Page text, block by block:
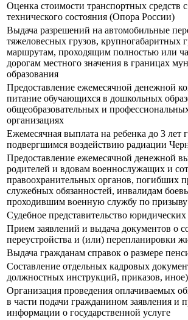
Оценка стоимости транспортных средств
технического состояния (Опора России)
Выдача разрешений на автомобильные
тяжеловесных грузов, крупногабаритных
маршрутам, проходящим полностью или
дорогам местного значения в границах
образования
Предоставление ежемесячной денежной
питание обучающихся в дошкольных
общеобразовательных и
организациях
Ежемесячная выплата на ребенка до 3 лет
подвергшимся воздействию радиации
Предоставление ежемесячной денежной
родителей и вдовам военнослужащих и
правоохранительных органов, погибших
служебных обязанностей, инвалидам
проходившим военную службу по призыву
Судебное представительство
Прием заявлений и выдача документов о
переустройства и (или) перепланировки
Выдача гражданам справок о размере
Составление отдельных кадровых
должностных инструкций, приказов, иное)
Организация проведения оплачиваемых
в части подачи гражданином заявления и
информации о государственной услуге